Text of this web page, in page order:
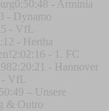
- Arminia
- Dynamo
- VfL
- Hertha
- 1. FC
- Hannover
VfL
– Unsere
& Outro